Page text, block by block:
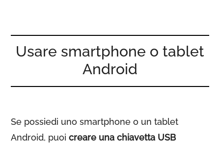
Usare smartphone o tablet
Android
Se possiedi uno smartphone o un tablet
Android, puoicreare una chiavetta USB